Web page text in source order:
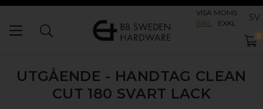
VISA MOMS
INKL
EXKL SV
0
UTGÅENDE - HANDTAG CLEAN
CUT 180 SVART LACK